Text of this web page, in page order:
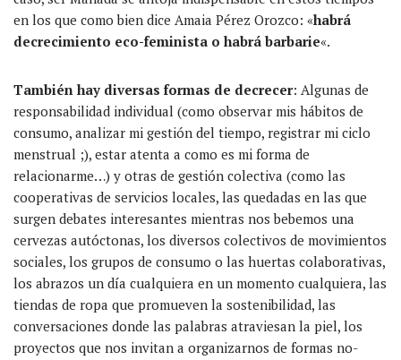
en los que como bien dice Amaia Pérez Orozco: «habrá
decrecimiento eco-feminista o habrá barbarie«.
También hay diversas formas de decrecer: Algunas de
responsabilidad individual (como observar mis hábitos de
consumo, analizar mi gestión del tiempo, registrar mi ciclo
menstrual ;), estar atenta a como es mi forma de
relacionarme…) y otras de gestión colectiva (como las
cooperativas de servicios locales, las quedadas en las que
surgen debates interesantes mientras nos bebemos una
cervezas autóctonas, los diversos colectivos de movimientos
sociales, los grupos de consumo o las huertas colaborativas,
los abrazos un día cualquiera en un momento cualquiera, las
tiendas de ropa que promueven la sostenibilidad, las
conversaciones donde las palabras atraviesan la piel, los
proyectos que nos invitan a organizarnos de formas no-